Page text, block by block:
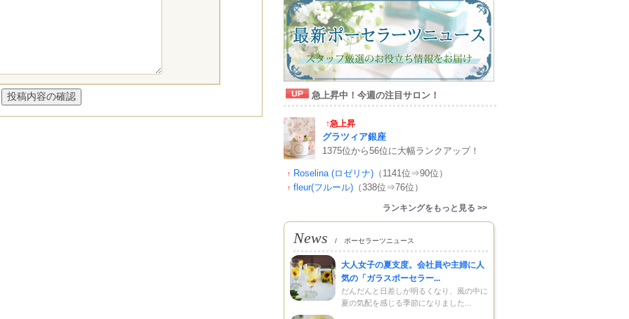
急上昇中！今週の注目サロン！
↑急上昇
グラツィア銀座
1375位から56位に大幅ランクアップ！
↑ Roselina (ロゼリナ) （1141位⇒90位）
↑ fleur(フルール) （338位⇒76位）
ランキングをもっと見る >>
News / ポーセラーツニュース
大人女子の夏支度。会社員や主婦に人
気の「ガラスポーセラー...
だんだんと日差しが明るくなり、風の中に
夏の気配を感じる季節になりました...